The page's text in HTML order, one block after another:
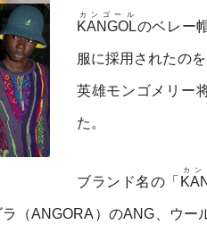
KANGOL
カンゴール
のベレー
服に採用されたの
英雄モンゴメリー
た。
ブランド名の「
カン
（ANGORA）のANG、ウ